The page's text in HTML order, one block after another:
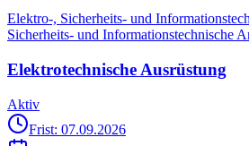
Elektro-, Sicherheits- und
Sicherheits- und Informationstechnische
Elektrotechnische Ausrüstung
Aktiv
Frist: 07.09.2026